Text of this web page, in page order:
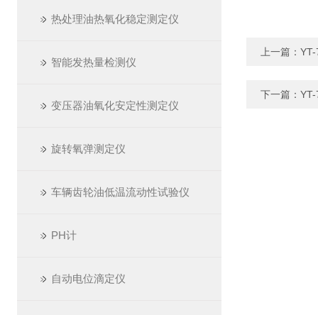
热处理油热氧化稳定测定仪
智能发热量检测仪
变压器油氧化安定性测定仪
旋转氧弹测定仪
车辆齿轮油低温流动性试验仪
PH计
自动电位滴定仪
上一篇：
下一篇：